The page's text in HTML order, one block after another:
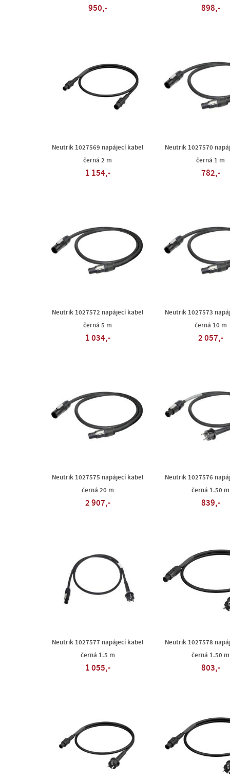
950,- 898,-
Neutrik 1027569 napájecí kabel
černá 2 m
1 154,-
Neutrik 1027570
černá 1 m
782,-
Neutrik 1027572 napájecí kabel
černá 5 m
1 034,-
Neutrik 1027573
černá 10 m
2 057,-
Neutrik 1027575 napájecí kabel
černá 20 m
2 907,-
Neutrik 1027576
černá 1.50 m
839,-
Neutrik 1027577 napájecí kabel
černá 1.5 m
1 055,-
Neutrik 1027578
černá 1.50 m
803,-